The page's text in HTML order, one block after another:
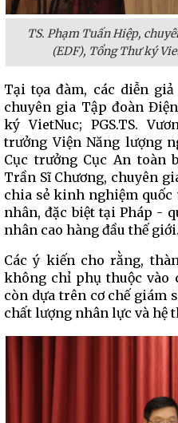
TS. Phạm Tuấn Hiệp,
(EDF), Tổng Thư ký
Tại tọa đàm, các diễn
chuyên gia Tập đoàn
ký VietNuc; PGS.TS.
trưởng Viện Năng lượng
Cục trưởng Cục An toàn
Trần Sĩ Chương, chuyên
chia sẻ kinh nghiệm
nhân, đặc biệt tại Pháp -
nhân cao hàng đầu thế giới.
Các ý kiến cho rằng,
không chỉ phụ thuộc vào
còn dựa trên cơ chế giám
chất lượng nhân lực và hệ